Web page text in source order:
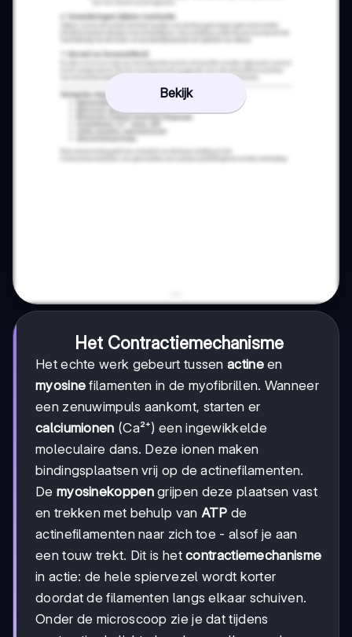
Bekijk
Het Contractiemechanisme
Het echte werk gebeurt tussen actineen
myosine filamenten in de myofibrillen. Wanneer
een zenuwimpuls aankomt, starten er
calciumionen (Ca²⁺) een ingewikkelde
moleculaire dans. Deze ionen maken
bindingsplaatsen vrij op de actinefilamenten.
De myosinekoppengrijpen deze plaatsen vast
en trekken met behulp van ATP de
actinefilamenten naar zich toe - alsof je aan
een touw trekt. Dit is hetcontractiemechanisme
in actie: de hele spiervezel wordt korter
doordat de filamenten langs elkaar schuiven.
Onder de microscoop zie je dat tijdens